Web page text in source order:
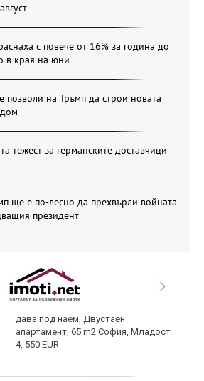
с повече от 16% за година до
в края на юни
позволи на Тръмп да строи новата
тежест за германските доставчици
ще е по-лесно да прехвърли войната
президент
дава под наем, Двустаен
апартамент, 65 m2 София, Младост
4, 550 EUR